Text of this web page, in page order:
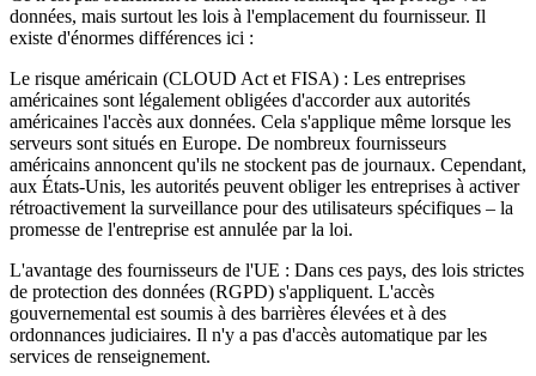
données, mais surtout les lois à l'emplacement du fournisseur. Il
existe d'énormes différences ici :
Le risque américain (CLOUD Act et FISA) : Les entreprises
américaines sont légalement obligées d'accorder aux autorités
américaines l'accès aux données. Cela s'applique même lorsque les
serveurs sont situés en Europe. De nombreux fournisseurs
américains annoncent qu'ils ne stockent pas de journaux. Cependant,
aux États-Unis, les autorités peuvent obliger les entreprises à activer
rétroactivement la surveillance pour des utilisateurs spécifiques – la
promesse de l'entreprise est annulée par la loi.
L'avantage des fournisseurs de l'UE : Dans ces pays, des lois strictes
de protection des données (RGPD) s'appliquent. L'accès
gouvernemental est soumis à des barrières élevées et à des
ordonnances judiciaires. Il n'y a pas d'accès automatique par les
services de renseignement.